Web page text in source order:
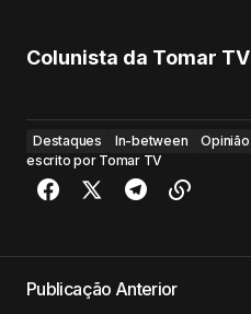
Colunista da Tomar TV
Destaques In-between Opinião
escrito por Tomar TV
Publicação Anterior